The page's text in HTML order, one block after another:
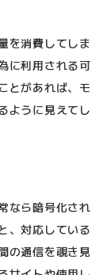
を消費してしま
に利用される可
とがあれば、モ
ように見えてし
なら暗号化され
、対応している
の通信を覗き見